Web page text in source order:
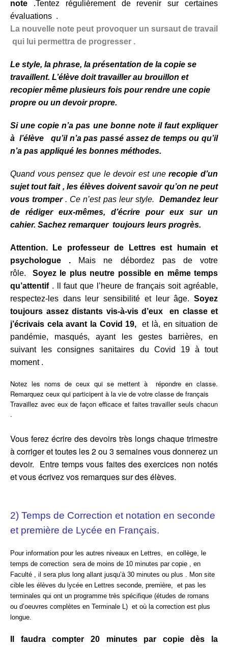
note .Tentez régulièrement de revenir sur certaines
évaluations .
La nouvelle note peut provoquer un sursaut de travail
qui lui permettra de progresser .
Le style, la phrase, la présentation de la copie se
travaillent. L’élève doit travailler au brouillon et
recopier même plusieurs fois pour rendre une copie
propre ou un devoir propre.
Si une copie n’a pas une bonne note il faut expliquer
à l’élève qu’il n’a pas passé assez de temps ou qu’il
n’a pas appliqué les bonnes méthodes.
Quand vous pensez que le devoir est unerecopie d’un
sujet tout fait , les élèves doivent savoir qu’on ne peut
vous tromper. Ce n’est pas leur style. Demandez leur
de rédiger eux-mêmes, d’écrire pour eux sur un
cahier. Sachez remarquer toujours leurs progrès.
Attention. Le professeur de Lettres est humain et
psychologue .
Mais ne débordez pas de votre
rôle. Soyez le plus neutre possible en même temps
qu’attentif. ll faut que l’heure de français soit agréable,
respectez-les dans leur sensibilité et leur âge. Soyez
toujours assez distants vis-à-vis d’eux en classe et
j’écrivais cela avant la Covid 19,
et là, en situation de
pandémie, masqués, ayant les gestes barrières, en
suivant les consignes sanitaires du Covid 19 à tout
moment .
Notez les noms de ceux qui se mettent à répondre en classe.
Remarquez ceux qui participent à la vie de votre classe de français
Travaillez avec eux de façon efficace et faites travailler seuls chacun
.
Vous ferez écrire des devoirs très longs chaque trimestre
à corriger et toutes les 2 ou 3 semaines vous donnerez un
devoir. Entre temps vous faites des exercices non notés
et vous écrivez vos remarques sur des élèves.
2) Temps de Correction et notation en seconde
et première de Lycée en Français.
Pour information pour les autres niveaux en Lettres, en collège, le
temps de correction sera de moins de 10 minutes par copie , en
Faculté , il sera plus long allant jusqu’à 30 minutes ou plus . Mon site
cible les élèves du lycée en Lettres seconde, première, et pas les
terminales qui ont un programme très spécifique (études de romans
ou d’oeuvres complètes en Terminale L) et où la correction est plus
longue.
Il faudra compter 20 minutes par copie dès la